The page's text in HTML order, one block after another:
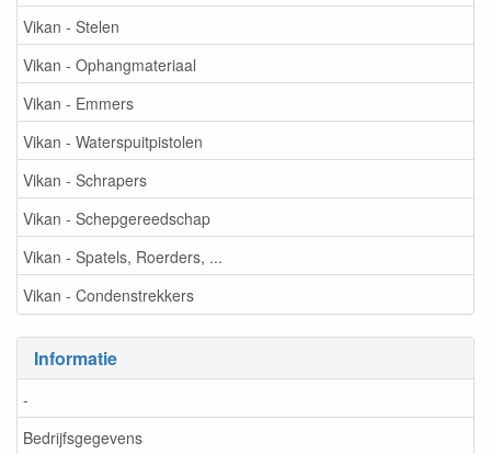
Vikan - Stelen
Vikan - Ophangmateriaal
Vikan - Emmers
Vikan - Waterspuitpistolen
Vikan - Schrapers
Vikan - Schepgereedschap
Vikan - Spatels, Roerders, ...
Vikan - Condenstrekkers
Informatie
-
Bedrijfsgegevens